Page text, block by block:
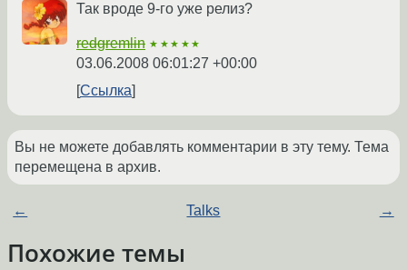
Так вроде 9-го уже релиз?
redgremlin ★★★★★
03.06.2008 06:01:27 +00:00
Ссылка
Вы не можете добавлять комментарии в эту тему. Тема
перемещена в архив.
← Talks →
Похожие темы